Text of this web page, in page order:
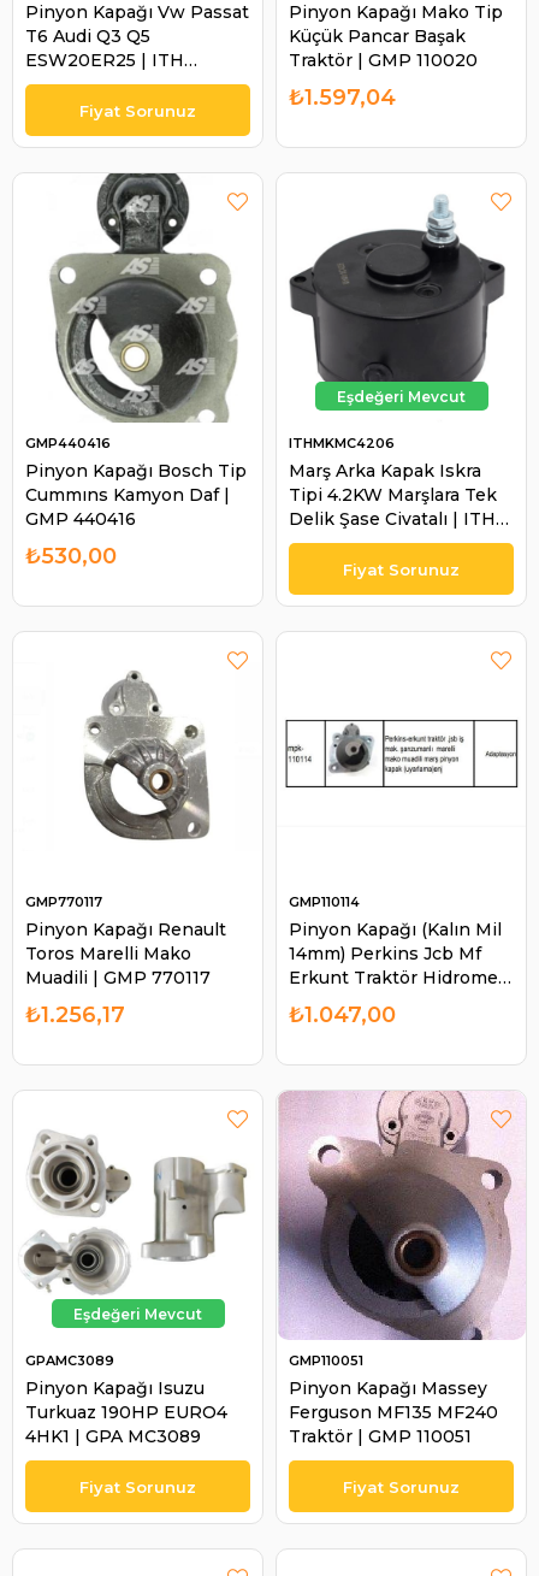
Pinyon Kapağı Vw Passat
T6 Audi Q3 Q5
ESW20ER25 | ITH
PKMC3480
Pinyon Kapağı Mako Tip
Küçük Pancar Başak
Traktör | GMP 110020
₺1.597,04
Pinyon Kapağı Bosch Tip
Cummıns Kamyon Daf |
GMP 440416
GMP440416
₺530,00
Marş Arka Kapak Iskra
Tipi 4.2KW Marşlara Tek
Delik Şase Civatalı | ITH
MKMC4206
ITHMKMC4206
Pinyon Kapağı Renault
Toros Marelli Mako
Muadili | GMP 770117
GMP770117
₺1.256,17
Pinyon Kapağı (Kalın Mil
14mm) Perkins Jcb Mf
Erkunt Traktör Hidromek
Hidromek Beko Loader |
GMP 110114
GMP110114
₺1.047,00
Pinyon Kapağı Isuzu
Turkuaz 190HP EURO4
4HK1 | GPA MC3089
GPAMC3089
Pinyon Kapağı Massey
Ferguson MF135 MF240
Traktör | GMP 110051
GMP110051